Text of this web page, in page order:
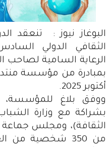
البوغاز نيوز : تنعقد
الثقافي الدولي
الرعاية السامية
أكتوبر 2025.
ووفق بلاغ للمؤسسة،
بشراكة مع وزارة
الثقافة)، ومجلس
من 350 شخصية من